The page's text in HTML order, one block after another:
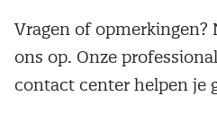
Vragen of
ons op. Onze
contact center helpen je